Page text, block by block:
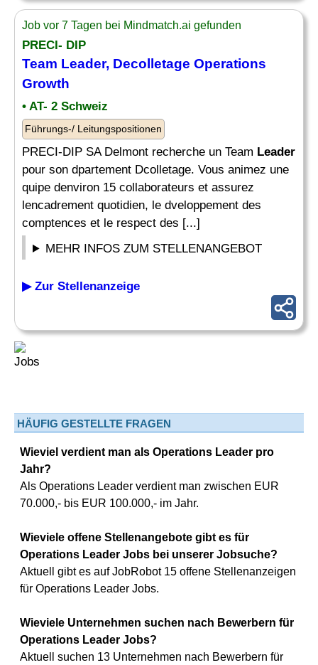
Job vor 7 Tagen bei Mindmatch.ai gefunden
PRECI- DIP
Team Leader, Decolletage Operations
Growth
• AT- 2 Schweiz
Führungs-/ Leitungspositionen
PRECI-DIP SA Delmont recherche un Team Leader
pour son dpartement Dcolletage. Vous animez une
quipe denviron 15 collaborateurs et assurez
lencadrement quotidien, le dveloppement des
comptences et le respect des [...]
MEHR INFOS ZUM STELLENANGEBOT
▶ Zur Stellenanzeige
HÄUFIG GESTELLTE FRAGEN
Wieviel verdient man als Operations Leader pro
Jahr?
Als Operations Leader verdient man zwischen EUR
70.000,- bis EUR 100.000,- im Jahr.
Wieviele offene Stellenangebote gibt es für
Operations Leader Jobs bei unserer Jobsuche?
Aktuell gibt es auf JobRobot 15 offene Stellenanzeigen
für Operations Leader Jobs.
Wieviele Unternehmen suchen nach Bewerbern für
Operations Leader Jobs?
Aktuell suchen 13 Unternehmen nach Bewerbern für